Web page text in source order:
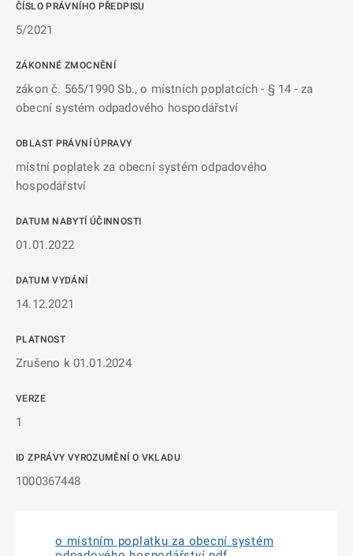
ČÍSLO PRÁVNÍHO PŘEDPISU
5/2021
ZÁKONNÉ ZMOCNĚNÍ
zákon č. 565/1990 Sb., o místních poplatcích - § 14 - za
obecní systém odpadového hospodářství
OBLAST PRÁVNÍ ÚPRAVY
místní poplatek za obecní systém odpadového
hospodářství
DATUM NABYTÍ ÚČINNOSTI
01.01.2022
DATUM VYDÁNÍ
14.12.2021
PLATNOST
Zrušeno k 01.01.2024
VERZE
1
ID ZPRÁVY VYROZUMĚNÍ O VKLADU
1000367448
o místním poplatku za obecní systém